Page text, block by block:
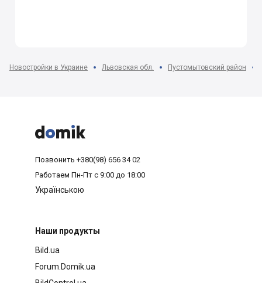
Новостройки в Украине Львовская обл. Пустомытовский район



Позвонить +380(98) 656 34 02
Работаем Пн-Пт с 9:00 до 18:00
Українською
Наши продукты
Bild.ua
Forum.Domik.ua